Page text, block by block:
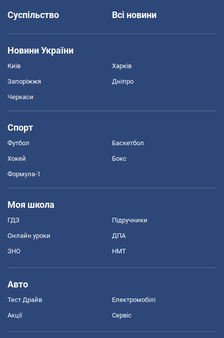
Суспільство
Всі новини
Новини України
Київ Харків
Запоріжжя Дніпро
Черкаси
Спорт
Футбол Баскетбол
Хокей Бокс
Формула-1
Моя школа
ГДЗ Підручники
Онлайн уроки ДПА
ЗНО НМТ
Авто
Тест Драйв Електромобілі
Акції Сервіс